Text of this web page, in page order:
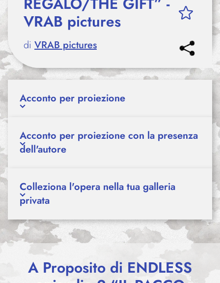
VRAB pictures
di VRAB pictures
Acconto per proiezione
Acconto per proiezione con la presenza
dell'autore
Colleziona l'opera nella tua galleria
privata
A Proposito di ENDLESS